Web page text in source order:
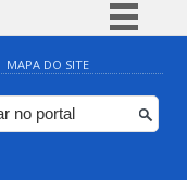
Simplifique!
Comunica BR
Participe
MAPA DO SITE